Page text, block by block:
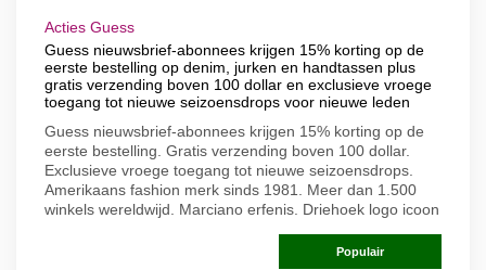
Acties Guess
Guess nieuwsbrief-abonnees krijgen 15% korting op de
eerste bestelling op denim, jurken en handtassen plus
gratis verzending boven 100 dollar en exclusieve vroege
toegang tot nieuwe seizoensdrops voor nieuwe leden
Guess nieuwsbrief-abonnees krijgen 15% korting op de
eerste bestelling. Gratis verzending boven 100 dollar.
Exclusieve vroege toegang tot nieuwe seizoensdrops.
Amerikaans fashion merk sinds 1981. Meer dan 1.500
winkels wereldwijd. Marciano erfenis. Driehoek logo icoon
Populair